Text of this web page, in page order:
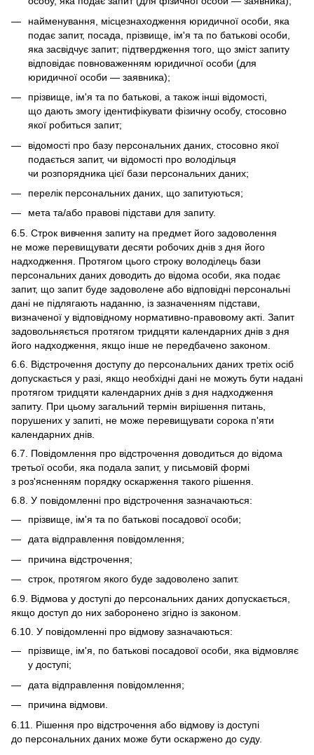
найменування, місцезнаходження юридичної особи, яка
подає запит, посада, прізвище, ім'я та по батькові особи,
яка засвідчує запит; підтвердження того, що зміст запиту
відповідає повноваженням юридичної особи (для
юридичної особи — заявника);
прізвище, ім'я та по батькові, а також інші відомості,
що дають змогу ідентифікувати фізичну особу, стосовно
якої робиться запит;
відомості про базу персональних даних, стосовно якої
подається запит, чи відомості про володільця
чи розпорядника цієї бази персональних даних;
перелік персональних даних, що запитуються;
мета та/або правові підстави для запиту.
6.5. Строк вивчення запиту на предмет його задоволення
не може перевищувати десяти робочих днів з дня його
надходження. Протягом цього строку володілець бази
персональних даних доводить до відома особи, яка подає
запит, що запит буде задоволене або відповідні персональні
дані не підлягають наданню, із зазначенням підстави,
визначеної у відповідному нормативно-правовому акті. Запит
задовольняється протягом тридцяти календарних днів з дня
його надходження, якщо інше не передбачено законом.
6.6. Відстрочення доступу до персональних даних третіх осіб
допускається у разі, якщо необхідні дані не можуть бути надані
протягом тридцяти календарних днів з дня надходження
запиту. При цьому загальний термін вирішення питань,
порушених у запиті, не може перевищувати сорока п'яти
календарних днів.
6.7. Повідомлення про відстрочення доводиться до відома
третьої особи, яка подала запит, у письмовій формі
з роз'ясненням порядку оскарження такого рішення.
6.8. У повідомленні про відстрочення зазначаються:
прізвище, ім'я та по батькові посадової особи;
дата відправлення повідомлення;
причина відстрочення;
строк, протягом якого буде задоволено запит.
6.9. Відмова у доступі до персональних даних допускається,
якщо доступ до них заборонено згідно із законом.
6.10. У повідомленні про відмову зазначаються:
прізвище, ім'я, по батькові посадової особи, яка відмовляє
у доступі;
дата відправлення повідомлення;
причина відмови.
6.11. Рішення про відстрочення або відмову із доступі
до персональних даних може бути оскаржено до суду.